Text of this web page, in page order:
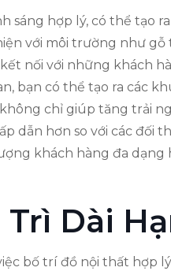
sáng hợp lý, có thể
với môi trường như
nối với những khách
bạn có thể tạo ra các
chỉ giúp tăng trải
dẫn hơn so với các
khách hàng đa dạng
Dài
bố trí đồ nội thất hợp